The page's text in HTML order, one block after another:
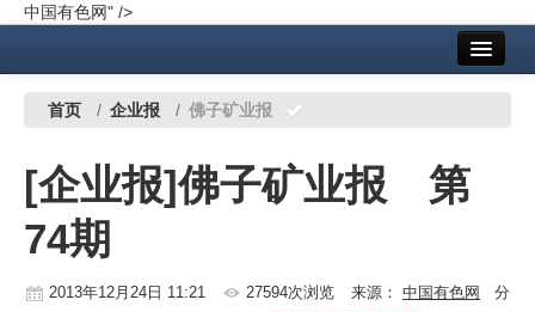
中国有色网" />
中国有色金属报社主办 广告服务
铜镍铅锌
铝
稀有稀土
首页 / 企业报 / 佛子矿业报
[企业报]佛子矿业报 第
74期
2013年12月24日 11:21 27594次浏览 来源： 中国有色网
分